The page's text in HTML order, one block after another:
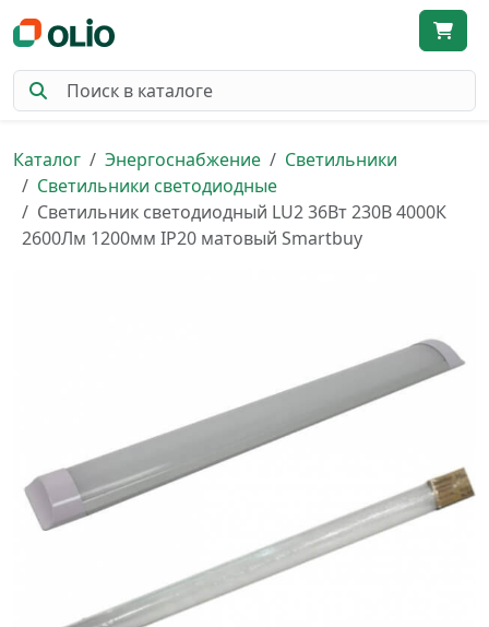
Каталог Энергоснабжение
Светильники
Светильники светодиодные
Светильник светодиодный LU2 36Вт 230В 4000К
2600Лм 1200мм IP20 матовый Smartbuy